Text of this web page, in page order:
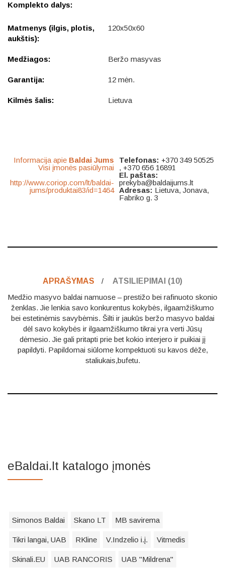
Komplekto dalys:
Matmenys (ilgis, plotis,
aukštis):
120x50x60
Medžiagos: Beržo masyvas
Garantija: 12 mėn.
Kilmės šalis: Lietuva
Informacija apie Baldai Jums
Visi įmonės pasiūlymai
http://www.coriop.com/lt/baldai-
jums/produktai83/id=1464
Telefonas: +370 349 50525
, +370 656 16891
El. paštas:
prekyba@baldaijums.lt
Adresas: Lietuva, Jonava,
Fabriko g. 3
APRAŠYMAS
ATSILIEPIMAI (10)
Medžio masyvo baldai namuose – prestižo bei rafinuoto skonio
ženklas. Jie lenkia savo konkurentus kokybės, ilgaamžiškumo
bei estetinėmis savybėmis. Šilti ir jaukūs beržo masyvo baldai
dėl savo kokybės ir ilgaamžiškumo tikrai yra verti Jūsų
dėmesio. Jie gali pritapti prie bet kokio interjero ir puikiai jį
papildyti. Papildomai siūlome kompektuoti su kavos dėže,
staliukais,bufetu.
eBaldai.lt katalogo įmonės
Simonos Baldai Skano LT MB savirema
Tikri langai, UAB RKline V.Indzelio i.į. Vitmedis
Skinali.EU UAB RANCORIS UAB "Mildrena"